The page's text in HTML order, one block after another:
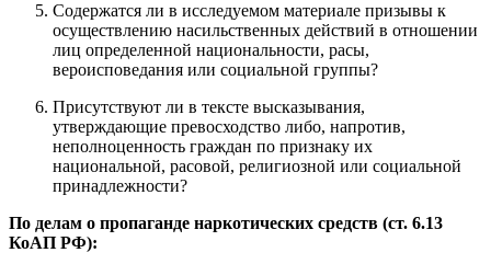
Содержатся ли в исследуемом материале призывы к
осуществлению насильственных действий в отношении
лиц определенной национальности, расы,
вероисповедания или социальной группы?
Присутствуют ли в тексте высказывания,
утверждающие превосходство либо, напротив,
неполноценность граждан по признаку их
национальной, расовой, религиозной или социальной
принадлежности?
По делам о пропаганде наркотических средств (ст. 6.13
КоАП РФ):